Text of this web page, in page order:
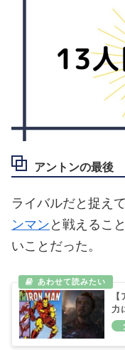
アントンの最後
ライバルだと捉え
ンマン と戦えるこ
いことだった。
力